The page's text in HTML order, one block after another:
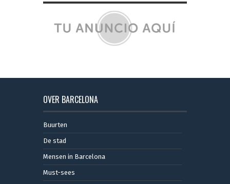
OVER BARCELONA
Buurten
De stad
Mensen in Barcelona
Must-sees